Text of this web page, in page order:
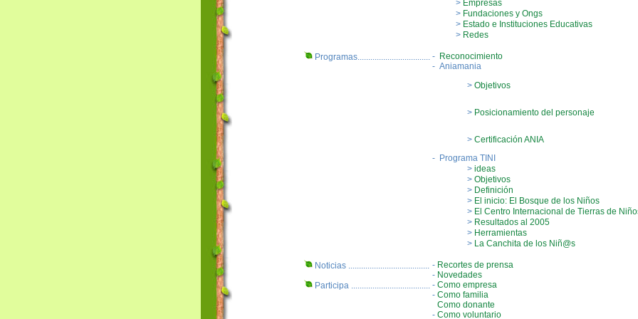
> Empresas
> Fundaciones y Ongs
> Estado e Instituciones Educativas
> Redes
Programas.................................. - Reconocimiento
- Aniamania
> Objetivos
> Posicionamiento del personaje
> Certificación ANIA
- Programa TINI
> ideas
> Objetivos
> Definición
> El inicio: El Bosque de los Niños
> El Centro Internacional de Tierras de
> Resultados al 2005
> Herramientas
> La Canchita de los Niñ@s
Noticias ...................................... - Recortes de prensa
- Novedades
Participa ..................................... - Como empresa
- Como familia
Como donante
- Como voluntario